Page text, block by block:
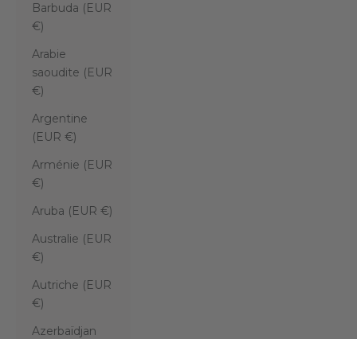
Barbuda (EUR
€)
Arabie
saoudite (EUR
€)
Argentine
(EUR €)
Arménie (EUR
€)
Aruba (EUR €)
Australie (EUR
€)
Autriche (EUR
€)
Azerbaïdjan